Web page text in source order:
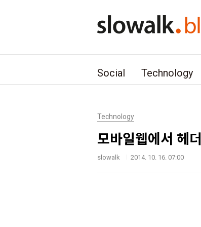
Social Technology
Technology
모바일웹에서 헤
slowalk 2014. 10. 16. 07:00